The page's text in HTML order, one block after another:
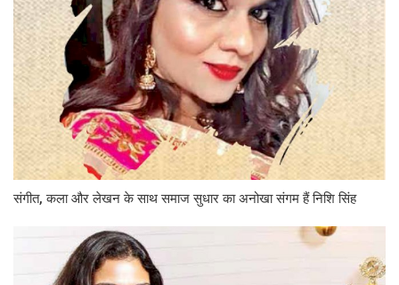
संगीत, कला और लेखन के साथ समाज सुधार का अनोखा संगम हैं निशि सिंह